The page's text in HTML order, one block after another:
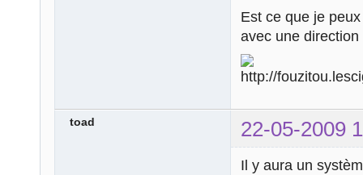
Est ce que je
avec une
toad 22-05-2009
Il y aura un